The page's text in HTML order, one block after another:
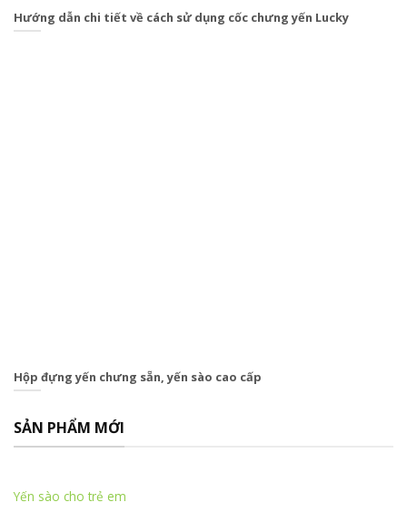
Hướng dẫn chi tiết về cách sử dụng cốc chưng yến Lucky
Hộp đựng yến chưng sẵn, yến sào cao cấp
SẢN PHẨM MỚI
Yến sào cho trẻ em